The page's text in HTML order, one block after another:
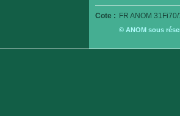
Cote : FR ANOM
© ANOM sous